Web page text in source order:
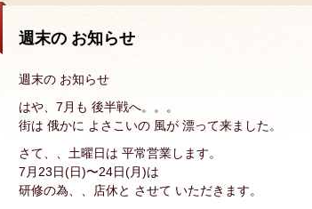
週末の お知らせ
週末の お知らせ
はや、7月も 後半戦へ。。。
街は 俄かに よさこいの 風が 漂って来ました。
さて、、土曜日は 平常営業します。
7月23日(日)〜24日(月)は
研修の為、、店休と させて いただきます。